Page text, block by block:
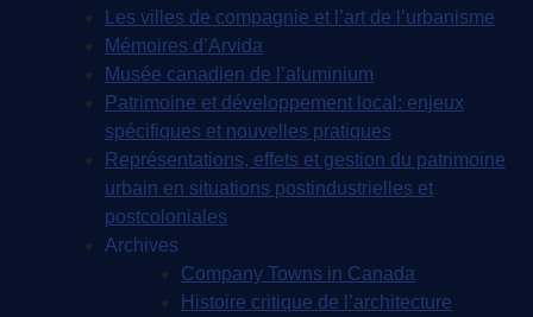
Les villes de compagnie et l’art de l’urbanisme
Mémoires d’Arvida
Musée canadien de l’aluminium
Patrimoine et développement local: enjeux
spécifiques et nouvelles pratiques
Représentations, effets et gestion du patrimoine
urbain en situations postindustrielles et
postcoloniales
Archives
Company Towns in Canada
Histoire critique de l’architecture